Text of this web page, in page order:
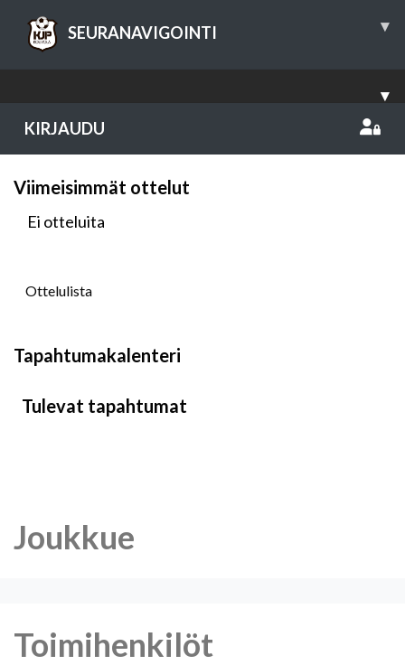
SEURANAVIGOINTI ▾
▾
KIRJAUDU
Viimeisimmät ottelut
Ei otteluita
Ottelulista
Tapahtumakalenteri
Tulevat tapahtumat
Joukkue
Toimihenkilöt